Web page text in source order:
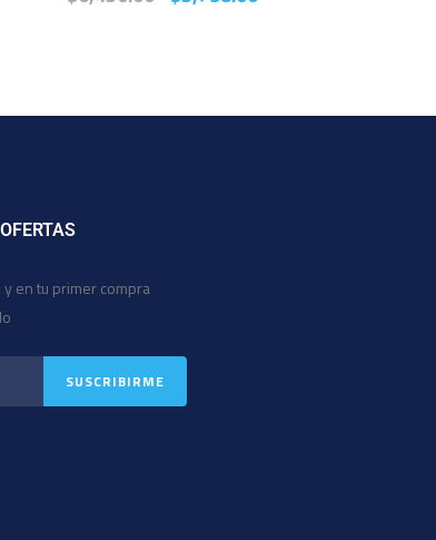
en tu primer compra